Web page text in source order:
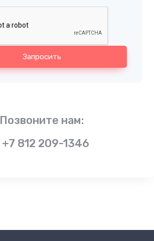
Запросить
Позвоните нам:
+7 812 209-1346